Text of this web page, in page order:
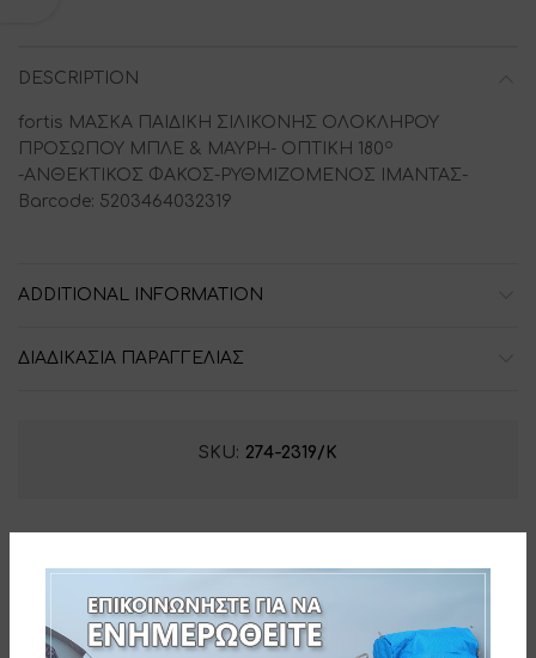
DESCRIPTION
fortis ΜΑΣΚΑ ΠΑΙΔΙΚΗ ΣΙΛΙΚΟΝΗΣ ΟΛΟΚΛΗΡΟΥ
ΠΡΟΣΩΠΟΥ ΜΠΛΕ & ΜΑΥΡΗ- ΟΠΤΙΚΗ 180ο
-ΑΝΘΕΚΤΙΚΟΣ ΦΑΚΟΣ-ΡΥΘΜΙΖΟΜΕΝΟΣ ΙΜΑΝΤΑΣ-
Barcode: 5203464032319
ADDITIONAL INFORMATION
ΔΙΑΔΙΚΑΣΙΑ ΠΑΡΑΓΓΕΛΙΑΣ
SKU: 274-2319/Κ